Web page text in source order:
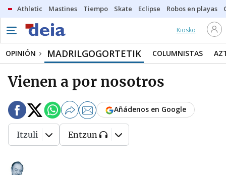
Athletic Mastines Tiempo Skate Eclipse Robos en playas
Kiosko
OPINIÓN MADRILGOGORTETIK COLUMNISTAS
Vienen a por nosotros
Añádenos en Google
Itzuli Entzun